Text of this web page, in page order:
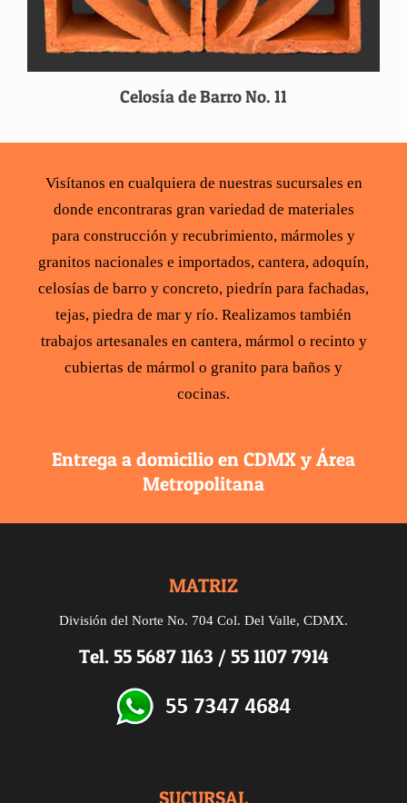
Celosía de Barro No. 11
Visítanos en cualquiera de nuestras sucursales en
donde encontraras gran variedad de materiales
para construcción y recubrimiento, mármoles y
granitos nacionales e importados, cantera, adoquín,
celosías de barro y concreto, piedrín para fachadas,
tejas, piedra de mar y río. Realizamos también
trabajos artesanales en cantera, mármolo recinto y
cubiertas de mármol o granito para baños y
cocinas.
Entrega a domicilio en CDMX y Área
Metropolitana
MATRIZ
División del Norte No. 704 Col. Del Valle, CDMX.
Tel. 55 5687 1163 / 55 1107 7914
SUCURSAL